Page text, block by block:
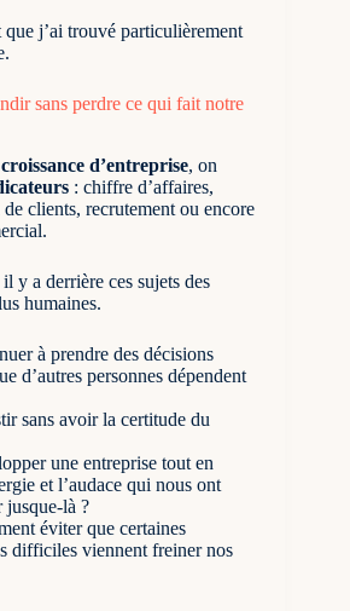
que j’ai trouvé particulièrement
sans perdre ce qui fait notre
croissance d’entreprise, on
: chiffre d’affaires,
clients, recrutement ou encore
y a derrière ces sujets des
humaines.
à prendre des décisions
d’autres personnes dépendent
sans avoir la certitude du
une entreprise tout en
et l’audace qui nous ont
jusque-là ?
éviter que certaines
difficiles viennent freiner nos